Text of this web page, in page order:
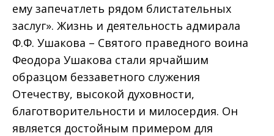
ему запечатлеть рядом блистательных
заслуг». Жизнь и деятельность адмирала
Ф.Ф. Ушакова – Святого праведного воина
Феодора Ушакова стали ярчайшим
образцом беззаветного служения
Отечеству, высокой духовности,
благотворительности и милосердия. Он
является достойным примером для